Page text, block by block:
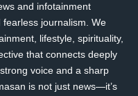
and infotainment
journalism. We
lifestyle, spirituality,
that connects deeply
voice and a sharp
is not just news—it’s